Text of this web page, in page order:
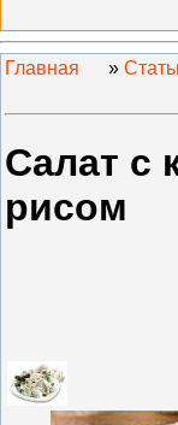
Главная »
Салат с
рисом